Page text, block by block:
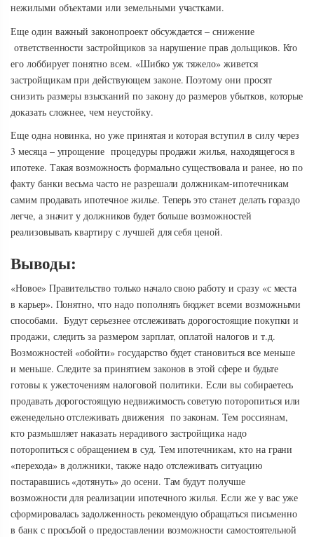
нежилыми объектами или земельными участками.
Еще один важный законопроект обсуждается – снижение
ответственности застройщиков за нарушение прав дольщиков. Кто
его лоббирует понятно всем. «Шибко уж тяжело» живется
застройщикам при действующем законе. Поэтому они просят
снизить размеры взысканий по закону до размеров убытков, которые
доказать сложнее, чем неустойку.
Еще одна новинка, но уже принятая и которая вступил в силу через
3 месяца – упрощение процедуры продажи жилья, находящегося в
ипотеке. Такая возможность формально существовала и ранее, но по
факту банки весьма часто не разрешали должникам-ипотечникам
самим продавать ипотечное жилье. Теперь это станет делать гораздо
легче, а значит у должников будет больше возможностей
реализовывать квартиру с лучшей для себя ценой.
Выводы:
«Новое» Правительство только начало свою работу и сразу «с места
в карьер». Понятно, что надо пополнять бюджет всеми возможными
способами. Будут серьезнее отслеживать дорогостоящие покупки и
продажи, следить за размером зарплат, оплатой налогов и т.д.
Возможностей «обойти» государство будет становиться все меньше
и меньше. Следите за принятием законов в этой сфере и будьте
готовы к ужесточениям налоговой политики. Если вы собираетесь
продавать дорогостоящую недвижимость советую поторопиться или
еженедельно отслеживать движения по законам. Тем россиянам,
кто размышляет наказать нерадивого застройщика надо
поторопиться с обращением в суд. Тем ипотечникам, кто на грани
«перехода» в должники, также надо отслеживать ситуацию
постаравшись «дотянуть» до осени. Там будут получше
возможности для реализации ипотечного жилья. Если же у вас уже
сформировалась задолженность рекомендую обращаться письменно
в банк с просьбой о предоставлении возможности самостоятельной